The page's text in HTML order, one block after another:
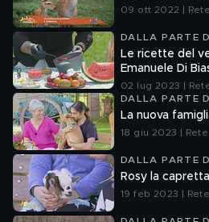
09 ott 2022 |
DALLA PARTE
Le ricette del
Emanuele Di
02 lug 2023 |
DALLA PARTE
La nuova
18 giu 2023 |
DALLA PARTE
Rosy la
19 feb 2023 |